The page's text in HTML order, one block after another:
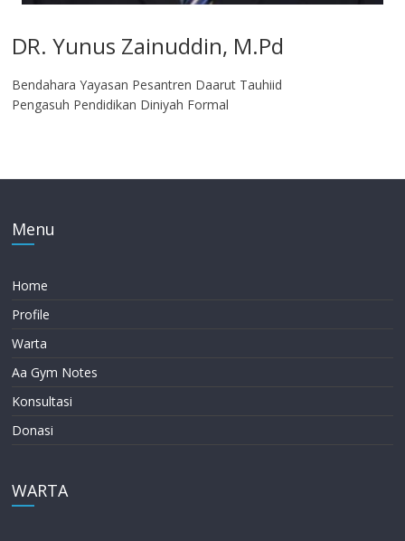
DR. Yunus Zainuddin, M.Pd
Bendahara Yayasan Pesantren Daarut Tauhiid
Pengasuh Pendidikan Diniyah Formal
Menu
Home
Profile
Warta
Aa Gym Notes
Konsultasi
Donasi
WARTA